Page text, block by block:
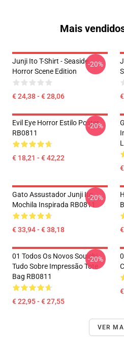
Mais
Junji Ito T-Shirt - Seaside
Horror Scene Edition
€ 24,38 - € 28,06
-20%
Evil Eye Horror Estilo Poster
RB0811
€ 18,21 - € 42,22
-20%
Gato Assustador Junji Ito
Mochila Inspirada RB0811
€ 33,94 - € 38,18
-20%
01 Todos Os Novos Souichi
Tudo Sobre Impressão Tote
Bag RB0811
€ 22,95 - € 27,55
-20%
VER